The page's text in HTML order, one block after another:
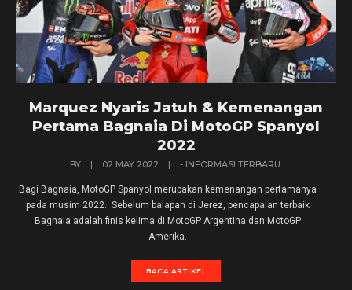
Marquez Nyaris Jatuh & Kemenangan
Pertama Bagnaia Di MotoGP Spanyol
2022
BY | 02 MAY 2022 | - INFORMASI TERBARU
Bagi Bagnaia, MotoGP Spanyol merupakan kemenangan pertamanya
pada musim 2022. Sebelum balapan di Jerez, pencapaian terbaik
Bagnaia adalah finis kelima di MotoGP Argentina dan MotoGP
Amerika.
BACA ARTIKEL